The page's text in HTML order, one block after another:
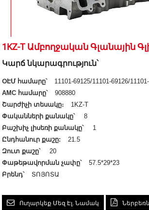
1KZ-T Ամբողջական Գլանային
Կարճ նկարագրություն՝
ՕԷՄ համարը՝
11101-69125/11101-69126/
AMC համարը՝
908880
Շարժիչի տեսակը։
1KZ-T
Փականների քանակը՝
8
Բաշխիչ լիսեռի քանակը՝
1
Ընդհանուր քաշը:
21.5
Զուտ քաշը՝
20
Փաթեթավորման չափը՝
57.5*29*23
Բրենդ՝
ՏՈՅՈՏԱ
Ուղարկեք Մեզ Էլ. Նամակ